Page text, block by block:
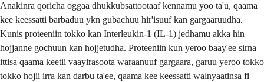
Anakinra qoricha oggaa dhukkubsattootaaf kennamu yoo ta'u, qaama
kee keessatti barbaduu ykn gubachuu hir'isuuf kan gargaaruudha.
Kunis proteeniin tokko kan Interleukin-1 (IL-1) jedhamu akka hin
hojjanne gochuun kan hojjetudha. Proteeniin kun yeroo baay'ee sirna
ittisa qaama keetii vaayirasoota waraanuuf gargaara, garuu yeroo tokko
tokko hojii irra kan darbu ta'ee, qaama kee keessatti walnyaatinsa fi